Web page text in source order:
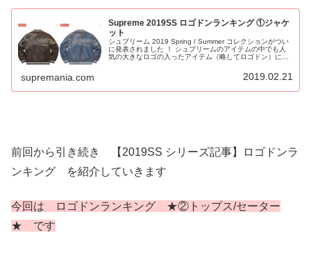
Supreme 2019SS ロゴドンランキング ①ジャケ
ット
シュプリーム 2019 Spring / Summer コレクションがつい
に発表されました ！ シュプリームのアイテムの中でも人
気の大きなロゴの入ったアイテム（略してロゴドン）につ
supremania.com 2019.02.21
前回から引き続き 【2019SS シリーズ記事】ロゴドンラ
ンキング を紹介していきます
今回は ロゴドンランキング ★②トップス/セーター
★ です